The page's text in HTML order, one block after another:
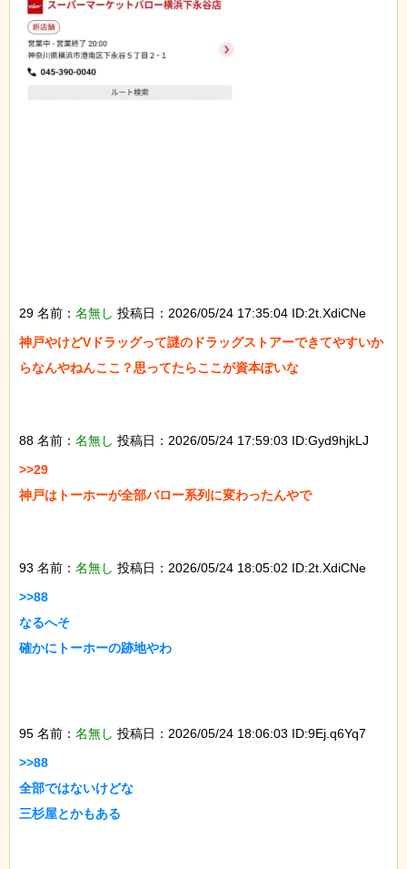
29 名前： 名無し 投稿日：2026/05/24 17:35:04 ID:2t.XdiCNe
神戸やけどVドラッグって謎のドラッグストアーできてやすいか
らなんやねんここ？思ってたらここが資本ぽいな
88 名前： 名無し 投稿日：2026/05/24 17:59:03 ID:Gyd9hjkLJ
>>29
神戸はトーホーが全部バロー系列に変わったんやで
93 名前： 名無し 投稿日：2026/05/24 18:05:02 ID:2t.XdiCNe
>>88
なるへそ
確かにトーホーの跡地やわ
95 名前： 名無し 投稿日：2026/05/24 18:06:03 ID:9Ej.q6Yq7
>>88
全部ではないけどな
三杉屋とかもある